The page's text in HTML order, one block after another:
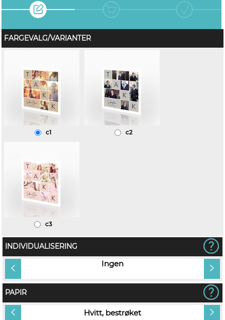
FARGEVALG/VARIANTER
c1 c2
c3
INDIVIDUALISERING
på Ingen
PAPIR
Hvitt, bestrøket